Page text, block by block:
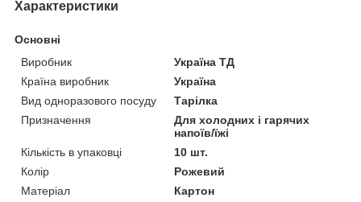
Характеристики
Основні
Виробник
Україна ТД
Країна виробник
Україна
Вид одноразового посуду
Тарілка
Призначення
Для холодних і гарячих
напоїв/їжі
Кількість в упаковці
10 шт.
Колір
Рожевий
Матеріал
Картон